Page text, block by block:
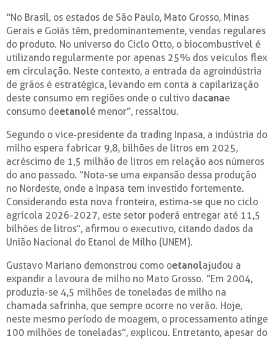
“No Brasil, os estados de São Paulo, Mato Grosso, Minas
Gerais e Goiás têm, predominantemente, vendas regulares
do produto. No universo do Ciclo Otto, o biocombustível é
utilizando regularmente por apenas 25% dos veículos flex
em circulação. Neste contexto, a entrada da agroindústria
de grãos é estratégica, levando em conta a capilarização
deste consumo em regiões onde o cultivo dacanae
consumo deetanolé menor”, ressaltou.
Segundo o vice-presidente da trading Inpasa, a indústria do
milho espera fabricar 9,8, bilhões de litros em 2025,
acréscimo de 1,5 milhão de litros em relação aos números
do ano passado. “Nota-se uma expansão dessa produção
no Nordeste, onde a Inpasa tem investido fortemente.
Considerando esta nova fronteira, estima-se que no ciclo
agrícola 2026-2027, este setor poderá entregar até 11,5
bilhões de litros”, afirmou o executivo, citando dados da
União Nacional do Etanol de Milho (UNEM).
Gustavo Mariano demonstrou como oetanolajudou a
expandir a lavoura de milho no Mato Grosso. “Em 2004,
produzia-se 4,5 milhões de toneladas de milho na
chamada safrinha, que sempre ocorre no verão. Hoje,
neste mesmo período de moagem, o processamento atinge
100 milhões de toneladas”, explicou. Entretanto, apesar do